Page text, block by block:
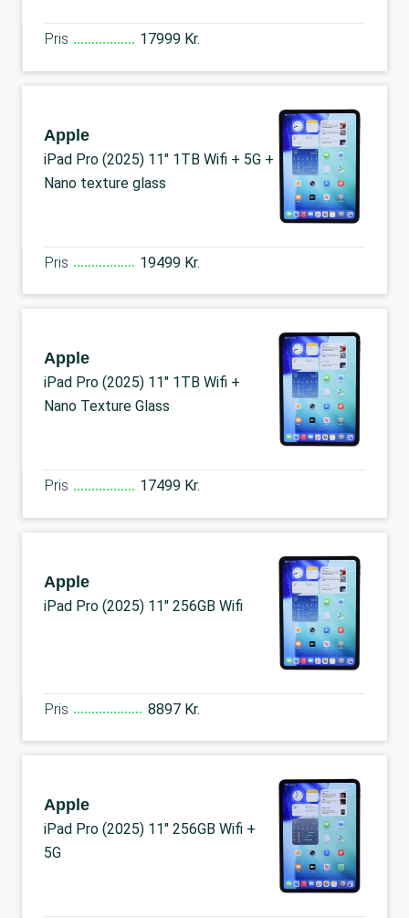
Pris 17999 Kr.
Apple
iPad Pro (2025) 11" 1TB Wifi + 5G +
Nano texture glass
Pris 19499 Kr.
Apple
iPad Pro (2025) 11" 1TB Wifi +
Nano Texture Glass
Pris 17499 Kr.
Apple
iPad Pro (2025) 11" 256GB Wifi
Pris 8897 Kr.
Apple
iPad Pro (2025) 11" 256GB Wifi +
5G